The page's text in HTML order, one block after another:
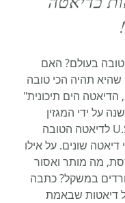
בעולם? האם
תהיה הכי טובה
הדיאטה הים תיכונית"
על ידי המגזין
האמריקני U.S.News לדיאטה הטובה
מבין 40 סוגי דיאטה שונים. על אילו
מה מותר ואסור
במשקל? כתבה
דיאטות שבאמת